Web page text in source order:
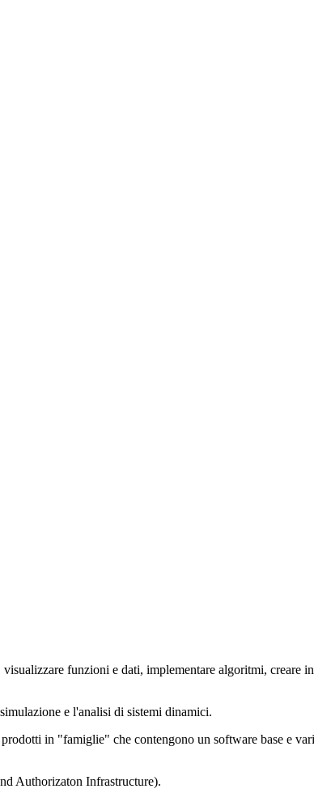
funzioni e dati, implementare algoritmi, creare
e l'analisi di sistemi dinamici.
in "famiglie" che contengono un software base e
Authorizaton Infrastructure).